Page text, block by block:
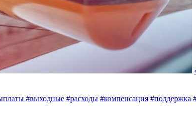
#выходные #расходы #компенсация #поддержка